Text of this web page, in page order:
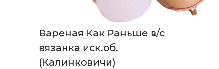
Вареная Как Раньше в/с
вязанка иск.об.
(Калинковичи)